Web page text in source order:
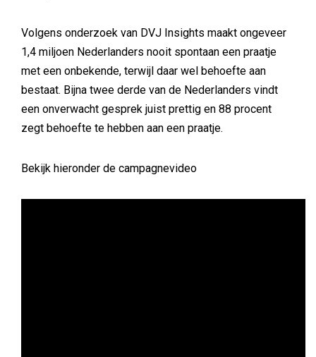
Volgens onderzoek van DVJ Insights maakt ongeveer
1,4 miljoen Nederlanders nooit spontaan een praatje
met een onbekende, terwijl daar wel behoefte aan
bestaat. Bijna twee derde van de Nederlanders vindt
een onverwacht gesprek juist prettig en 88 procent
zegt behoefte te hebben aan een praatje.
Bekijk hieronder de campagnevideo